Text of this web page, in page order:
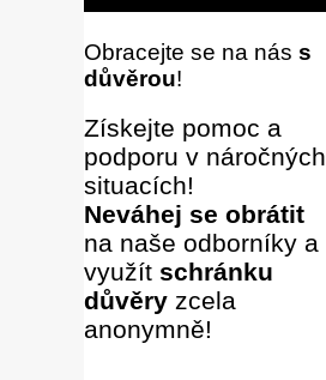
Obracejte se na nás s
důvěrou!
Získejte pomoc a
podporu v náročných
situacích!
Neváhej se obrátit
na naše odborníky a
využít schránku
důvěry zcela
anonymně!